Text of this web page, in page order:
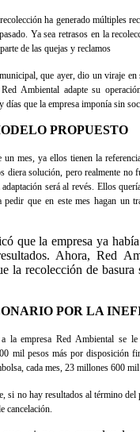
ha generado múltiples
Ya sea retrasos en la
de las quejas y reclamos
que ayer, dio un viraje
Ambiental adapte su
días que la empresa imponía sin
PROPUESTO
un mes, ya ellos tienen la
diera solución, pero realmente
será al revés. Ellos
que en este mes hagan un
que la empresa ya
Ahora, Red
la recolección de
POR LA
a la empresa Red Ambiental
mil pesos más por disposición
cada mes, 23 millones 600
no hay resultados al término del
cancelación.